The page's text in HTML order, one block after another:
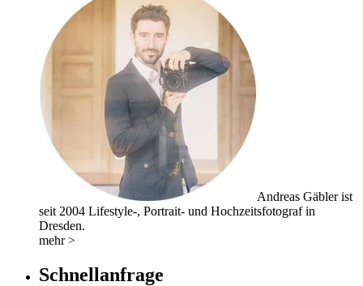
Andreas Gäbler ist
seit 2004 Lifestyle-, Portrait- und Hochzeitsfotograf in
Dresden.
mehr >
Schnellanfrage